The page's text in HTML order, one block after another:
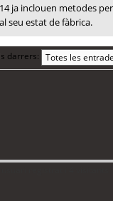
ja inclouen metodes
seu estat de fàbrica.
darrers: